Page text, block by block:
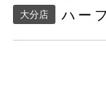
大分店 ハー